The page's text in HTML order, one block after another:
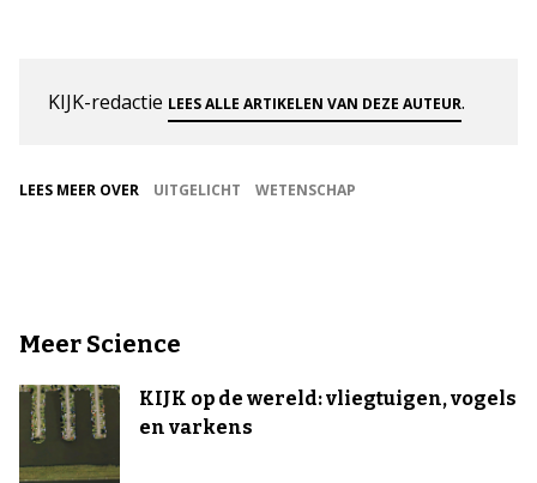
KIJK-redactie LEES ALLE ARTIKELEN VAN DEZE AUTEUR.
LEES MEER OVER UITGELICHT WETENSCHAP
Meer Science
KIJK op de wereld: vliegtuigen, vogels
en varkens